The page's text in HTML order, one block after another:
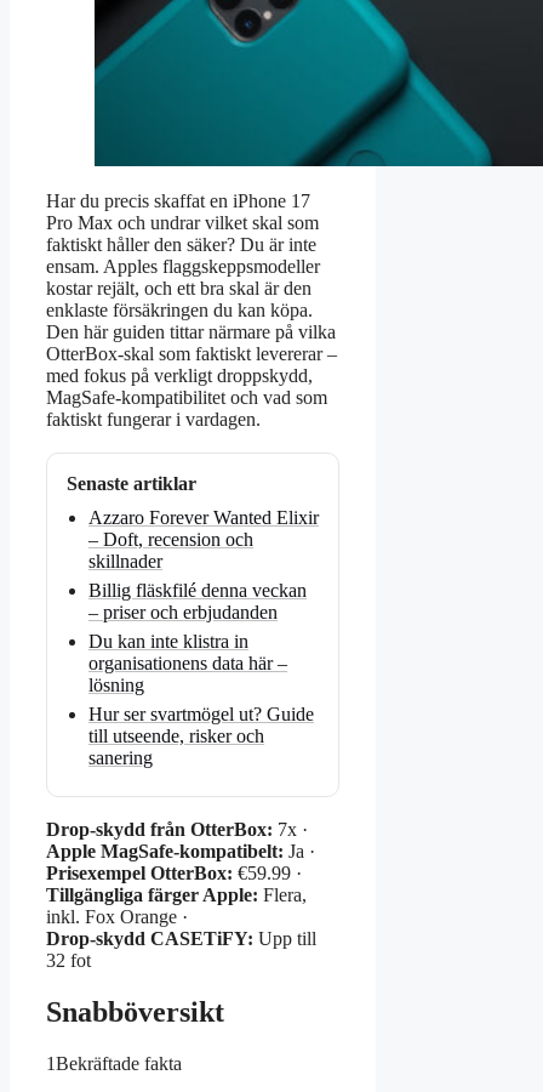
Har du precis skaffat en iPhone 17
Pro Max och undrar vilket skal som
faktiskt håller den säker? Du är inte
ensam. Apples flaggskeppsmodeller
kostar rejält, och ett bra skal är den
enklaste försäkringen du kan köpa.
Den här guiden tittar närmare på vilka
OtterBox-skal som faktiskt levererar –
med fokus på verkligt droppskydd,
MagSafe-kompatibilitet och vad som
faktiskt fungerar i vardagen.
Senaste artiklar
Azzaro Forever Wanted Elixir
– Doft, recension och
skillnader
Billig fläskfilé denna veckan
– priser och erbjudanden
Du kan inte klistra in
organisationens data här –
lösning
Hur ser svartmögel ut? Guide
till utseende, risker och
sanering
Drop-skydd från OtterBox: 7x ·
Apple MagSafe-kompatibelt: Ja ·
Prisexempel OtterBox: €59.99 ·
Tillgängliga färger Apple: Flera,
inkl. Fox Orange ·
Drop-skydd CASETiFY: Upp till
32 fot
Snabböversikt
1Bekräftade fakta